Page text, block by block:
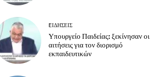
EΙΔΗΣΕΙΣ
Υπουργείο Παιδείας: ξεκίνησαν οι
αιτήσεις για τον διορισμό
εκπαιδευτικών